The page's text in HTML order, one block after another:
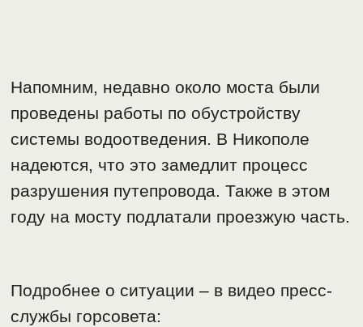
Напомним, недавно около моста были
проведены работы по обустройству
системы водоотведения. В Никополе
надеются, что это замедлит процесс
разрушения путепровода. Также в этом
году на мосту подлатали проезжую часть.
Подробнее о ситуации – в видео пресс-
службы горсовета: